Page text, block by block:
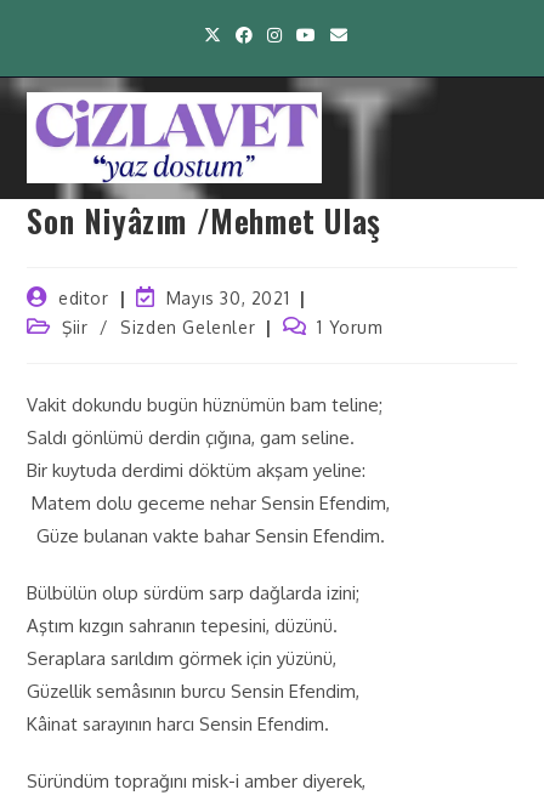
Son Niyâzım /Mehmet Ulaş
editor
Mayıs 30, 2021
Şiir
/ Sizden Gelenler 1 Yorum
Vakit dokundu bugün hüznümün bam teline;
Saldı gönlümü derdin çığına, gam seline.
Bir kuytuda derdimi döktüm akşam yeline:
Matem dolu geceme nehar Sensin Efendim,
Güze bulanan vakte bahar Sensin Efendim.
Bülbülün olup sürdüm sarp dağlarda izini;
Aştım kızgın sahranın tepesini, düzünü.
Seraplara sarıldım görmek için yüzünü,
Güzellik semâsının burcu Sensin Efendim,
Kâinat sarayının harcı Sensin Efendim.
Süründüm toprağını misk-i amber diyerek,